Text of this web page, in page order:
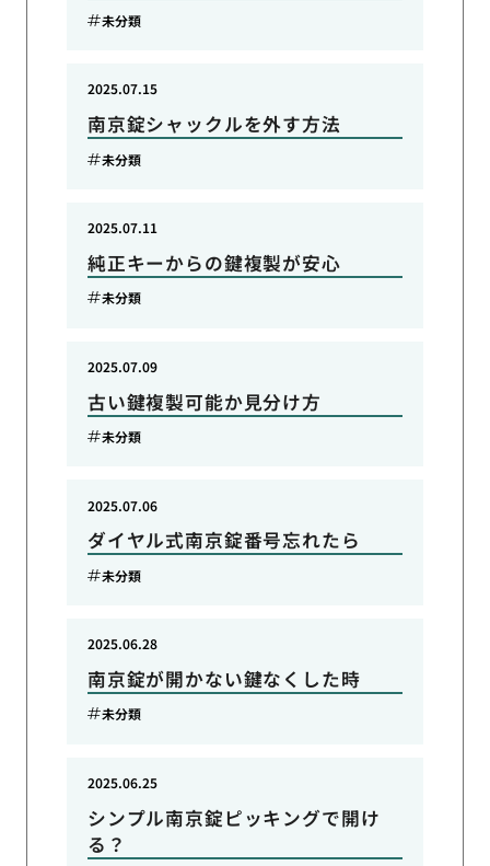
未分類
南京錠シャックルを外す方法
2025.07.15
未分類
純正キーからの鍵複製が安心
2025.07.11
未分類
古い鍵複製可能か見分け方
2025.07.09
未分類
ダイヤル式南京錠番号忘れたら
2025.07.06
未分類
南京錠が開かない鍵なくした時
2025.06.28
未分類
シンプル南京錠ピッキングで開け
る？
2025.06.25